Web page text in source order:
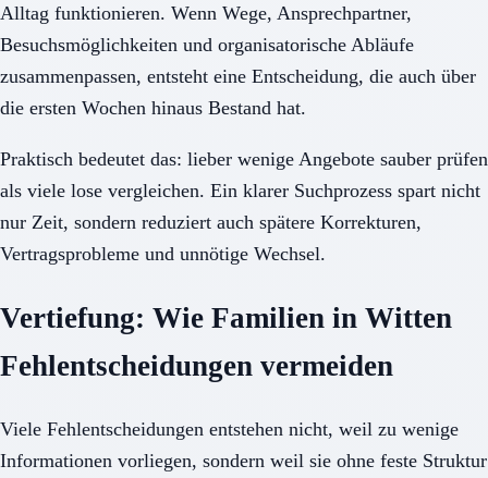
Alltag funktionieren. Wenn Wege, Ansprechpartner,
Besuchsmöglichkeiten und organisatorische Abläufe
zusammenpassen, entsteht eine Entscheidung, die auch über
die ersten Wochen hinaus Bestand hat.
Praktisch bedeutet das: lieber wenige Angebote sauber prüfen
als viele lose vergleichen. Ein klarer Suchprozess spart nicht
nur Zeit, sondern reduziert auch spätere Korrekturen,
Vertragsprobleme und unnötige Wechsel.
Vertiefung: Wie Familien in Witten
Fehlentscheidungen vermeiden
Viele Fehlentscheidungen entstehen nicht, weil zu wenige
Informationen vorliegen, sondern weil sie ohne feste Struktur